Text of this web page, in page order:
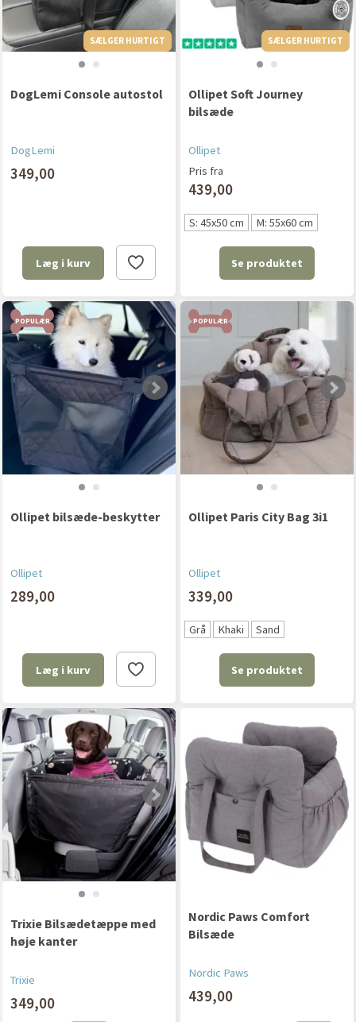
SÆLGER HURTIGT SÆLGER HURTIGT
DogLemi Console autostol
DogLemi
349,00
Læg i kurv
SÆLGER HURTIGT
Ollipet Soft Journey
bilsæde
Ollipet
Pris fra
439,00
S: 45x50 cm M: 55x60 cm
Se produktet
POPULÆR
Ollipet bilsæde-beskytter
Ollipet
289,00
Læg i kurv
POPULÆR
Ollipet Paris City Bag 3i1
Ollipet
339,00
Grå Khaki Sand
Se produktet
Trixie Bilsædetæppe med
høje kanter
Trixie
349,00
Nordic Paws Comfort
Bilsæde
Nordic Paws
439,00